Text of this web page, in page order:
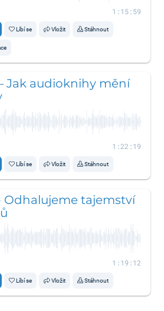
1:15:59
Líbí se Vložit Stáhnout
Jak audioknihy mění
1:22:19
Líbí se Vložit Stáhnout
Odhalujeme tajemství
1:19:12
Líbí se Vložit Stáhnout